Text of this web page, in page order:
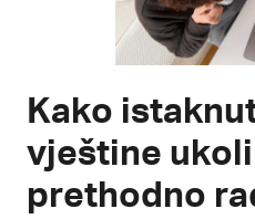
Kako
vještine
prethodno